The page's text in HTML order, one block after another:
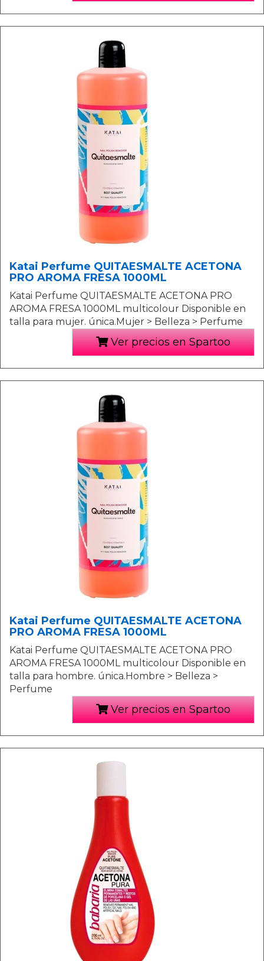
Katai Perfume QUITAESMALTE ACETONA
PRO AROMA FRESA 1000ML
Katai Perfume QUITAESMALTE ACETONA PRO
AROMA FRESA 1000ML multicolour Disponible en
talla para mujer. única.Mujer > Belleza > Perfume
Ver precios en Spartoo
Katai Perfume QUITAESMALTE ACETONA
PRO AROMA FRESA 1000ML
Katai Perfume QUITAESMALTE ACETONA PRO
AROMA FRESA 1000ML multicolour Disponible en
talla para hombre. única.Hombre > Belleza >
Perfume
Ver precios en Spartoo